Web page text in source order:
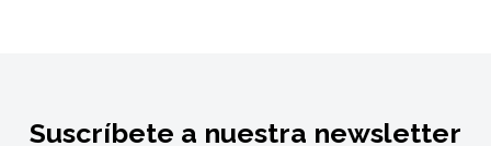
Suscríbete a nuestra newsletter